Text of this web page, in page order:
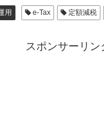
用 e-Tax 定額減税
スポンサーリン